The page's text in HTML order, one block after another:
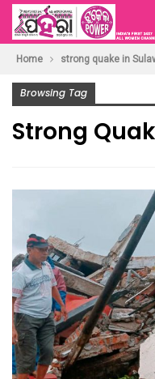
Home strong quake in
Browsing Tag
Strong